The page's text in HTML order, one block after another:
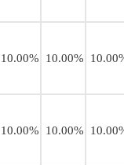
10.00% 10.00%
10.00% 10.00%